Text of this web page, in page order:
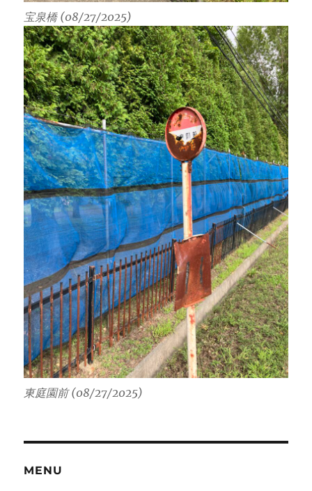
宝泉橋 (08/27/2025)
東庭園前 (08/27/2025)
MENU